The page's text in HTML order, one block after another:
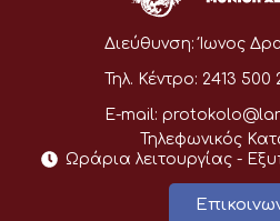
Διεύθυνση: Ίωνος
Τηλ. Κέντρο: 2413 500
E-mail:
Τηλεφωνικός
Ωράρια λειτουργίας -